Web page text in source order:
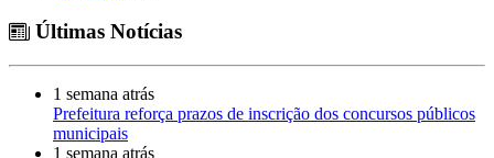
Últimas Notícias
1 semana atrás
Prefeitura reforça prazos de inscrição dos concursos públicos
municipais
1 semana atrás